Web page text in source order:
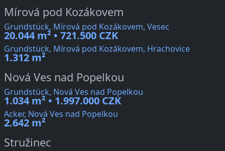
Mírová pod Kozákovem
Grundstück, Mírová pod Kozákovem, Vesec
20.044 m² • 721.500 CZK
Grundstück, Mírová pod Kozákovem, Hrachovice
1.312 m²
Nová Ves nad Popelkou
Grundstück, Nová Ves nad Popelkou
1.034 m² • 1.997.000 CZK
Acker, Nová Ves nad Popelkou
2.642 m²
Stružinec